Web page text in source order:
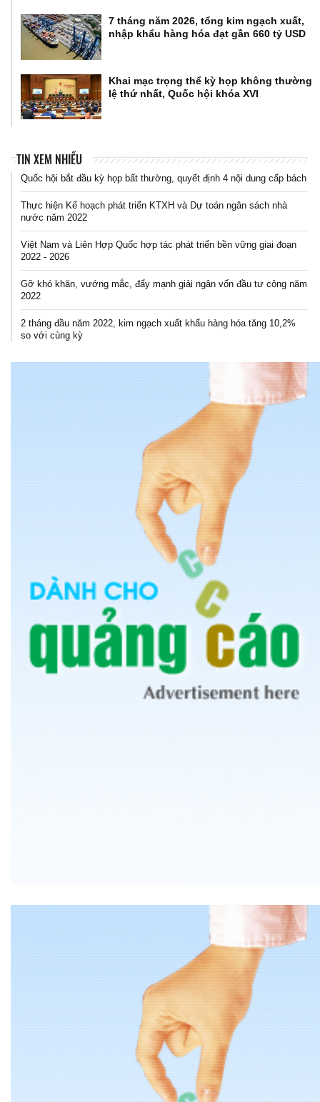
7 tháng năm 2026, tổng kim ngạch xuất,
nhập khẩu hàng hóa đạt gần 660 tỷ USD
Khai mạc trọng thể kỳ họp không thường
lệ thứ nhất, Quốc hội khóa XVI
TIN XEM NHIỀU
Quốc hội bắt đầu kỳ họp bất thường, quyết định 4 nội dung cấp bách
Thực hiện Kế hoạch phát triển KTXH và Dự toán ngân sách nhà
nước năm 2022
Việt Nam và Liên Hợp Quốc hợp tác phát triển bền vững giai đoạn
2022 - 2026
Gỡ khó khăn, vướng mắc, đẩy mạnh giải ngân vốn đầu tư công năm
2022
2 tháng đầu năm 2022, kim ngạch xuất khẩu hàng hóa tăng 10,2%
so với cùng kỳ